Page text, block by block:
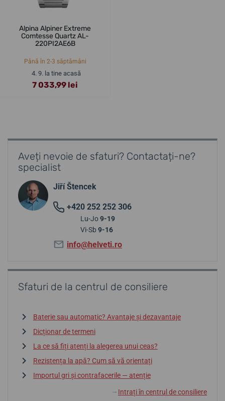
Alpina Alpiner Extreme
Comtesse Quartz AL-
220PI2AE6B
Până în 2-3 săptămâni
4. 9. la tine acasă
7 033,99 lei
Aveți nevoie de sfaturi? Contactați-ne?
specialist
Jiří Štencek
+420 252 252 306
Lu-Jo9-19
Vi-Sb 9-16
info@helveti.ro
Sfaturi de la centrul de consiliere
Baterie sau automatic? Avantaje și dezavantaje
Dicționar de termeni
La ce să fiți atenți la alegerea unui ceas?
Rezistența la apă? Cum să vă orientați
Importul gri și contrafacerile — atenție
↓ Intrați în centrul de consiliere